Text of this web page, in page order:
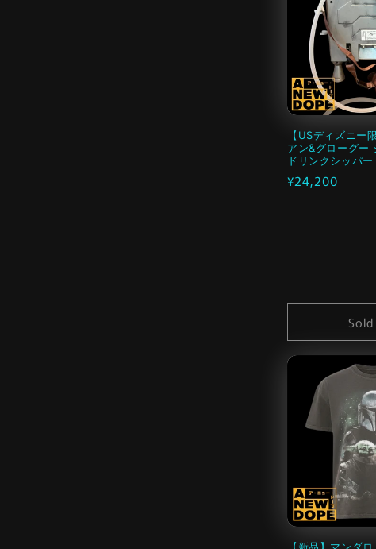
【USディズニー
アン&グローグー
ドリンクシッパー
通
¥24,200
【新品】マンダ